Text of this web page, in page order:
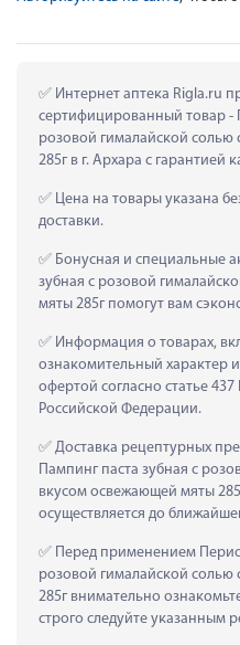
Интернет аптека Rigla.ru
сертифицированный товар -
розовой гималайской
285г в г. Архара с гарантией
Цена на товары указана
доставки.
Бонусная и специальные
зубная с розовой
мяты 285г помогут вам
Информация о товарах,
ознакомительный характер
офертой согласно статье
Российской Федерации.
Доставка рецептурных
Пампинг паста зубная с
вкусом освежающей мяты
осуществляется до
Перед применением
розовой гималайской
285г внимательно
строго следуйте указанным